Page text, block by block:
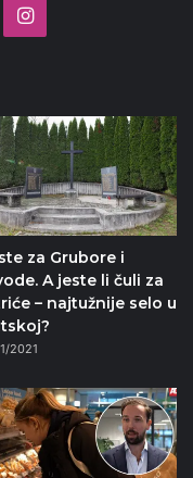
Instagram
za Grubore i
A jeste li čuli za
– najtužnije selo u
2021